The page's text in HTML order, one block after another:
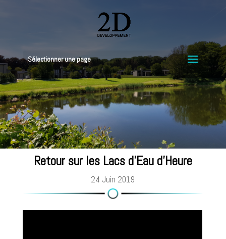
Sélectionner une page
Retour sur les Lacs d’Eau d’Heure
24 Juin 2019